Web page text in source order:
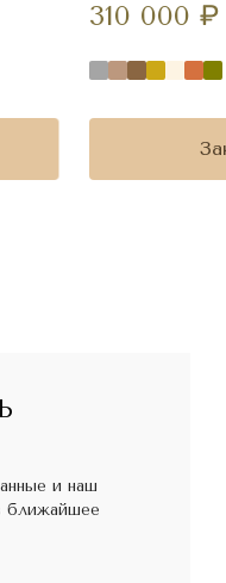
310 000 ₽
и наш
ближайшее